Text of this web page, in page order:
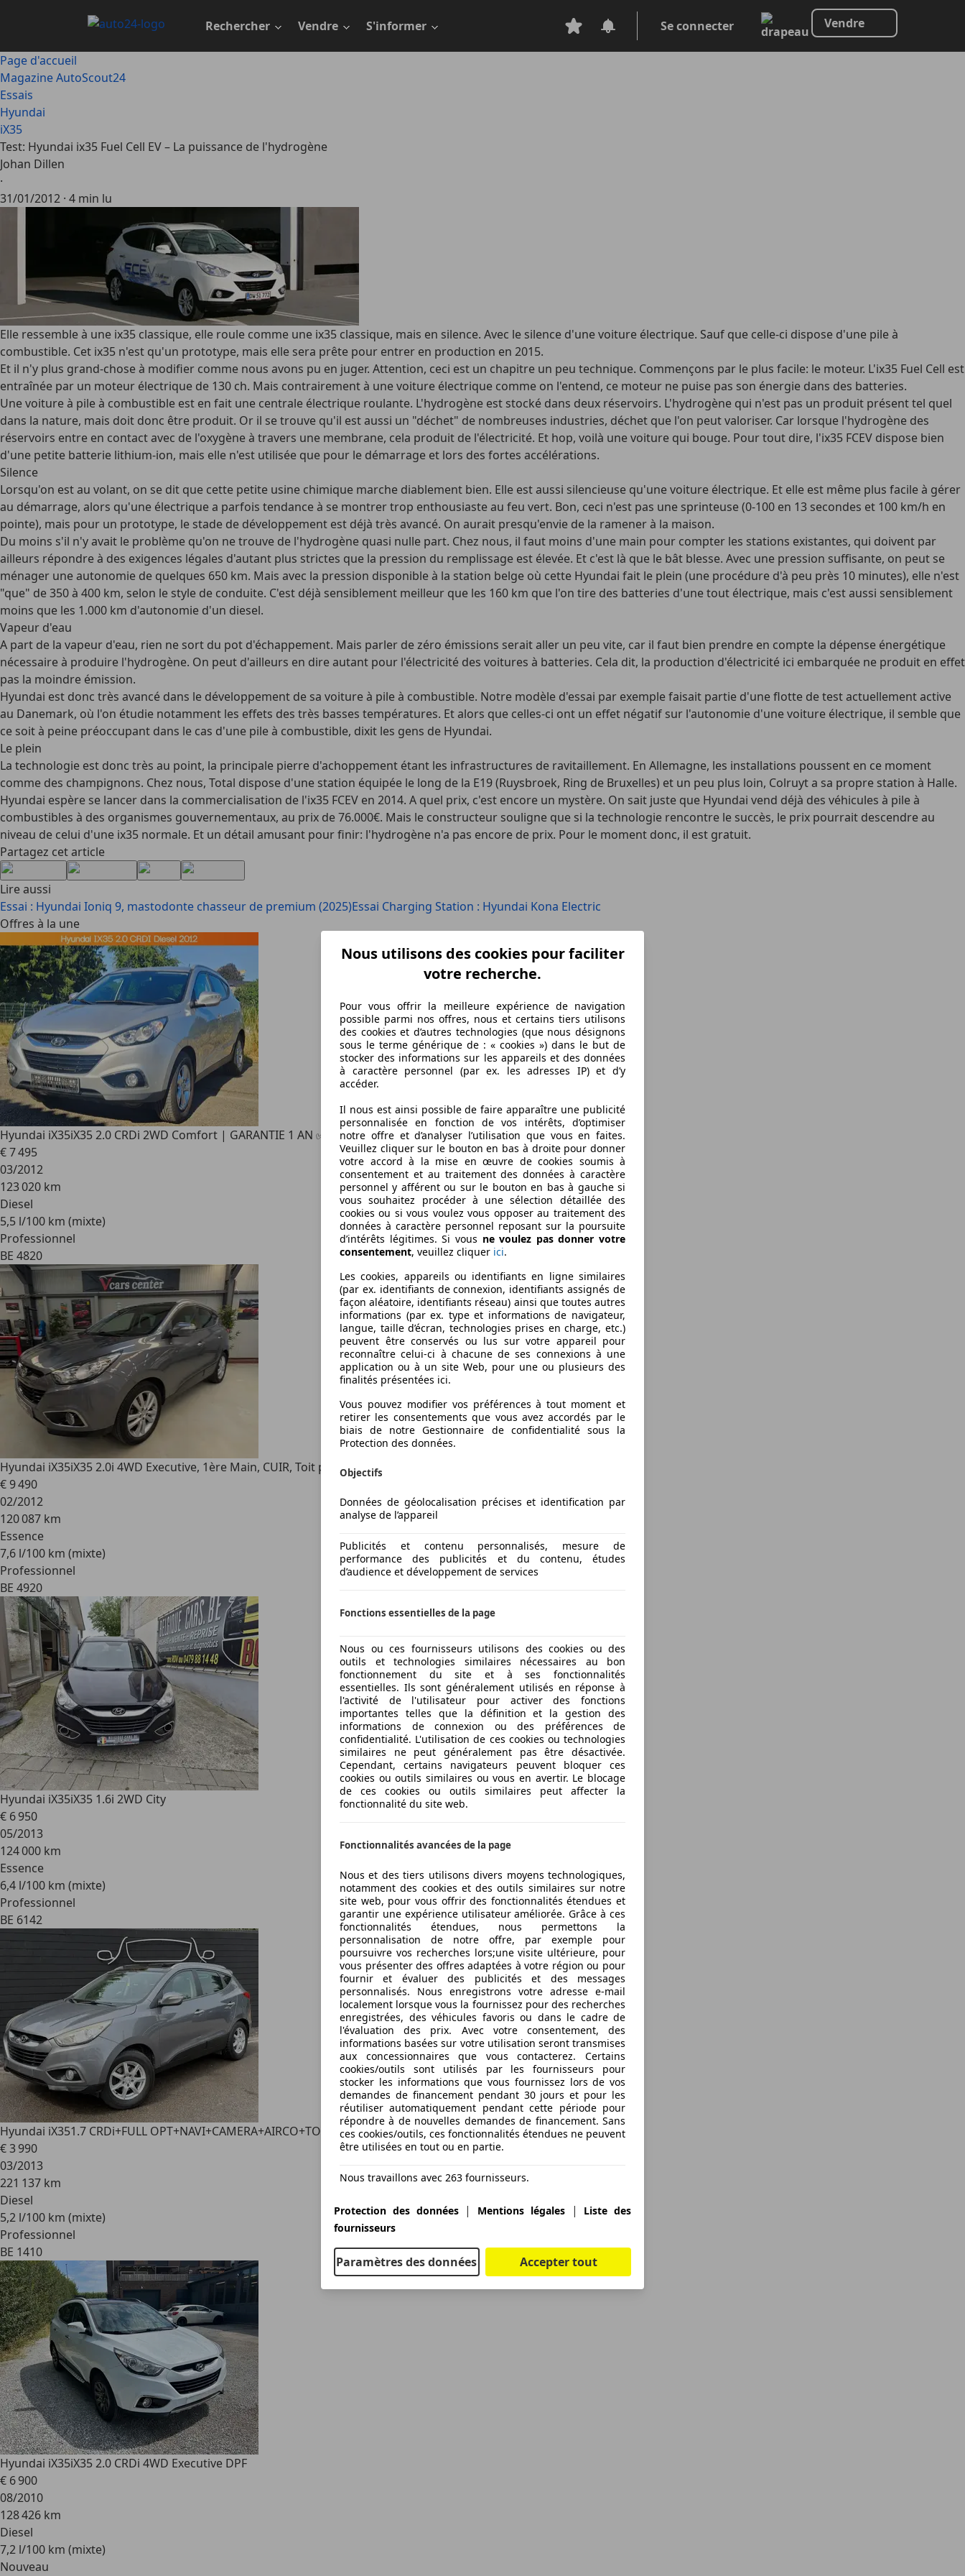
principal
Rechercher Vendre S'informer Se connecter Vendre
Nous utilisons des cookies pour faciliter
votre recherche.
Pour vous offrir la meilleure expérience de navigation
possible parmi nos offres, nous et certains tiers utilisons
des cookies et d’autres technologies (que nous désignons
sous le terme générique de : « cookies ») dans le but de
stocker des informations sur les appareils et des données
à caractère personnel (par ex. les adresses IP) et d’y
accéder.
Il nous est ainsi possible de faire apparaître une publicité
personnalisée en fonction de vos intérêts, d’optimiser
notre offre et d’analyser l’utilisation que vous en faites.
Veuillez cliquer sur le bouton en bas à droite pour donner
votre accord à la mise en œuvre de cookies soumis à
consentement et au traitement des données à caractère
personnel y afférent ou sur le bouton en bas à gauche si
vous souhaitez procéder à une sélection détaillée des
cookies ou si vous voulez vous opposer au traitement des
données à caractère personnel reposant sur la poursuite
d’intérêts légitimes. Si vous ne voulez pas donner votre
consentement, veuillez cliquer ici.
Les cookies, appareils ou identifiants en ligne similaires
(par ex. identifiants de connexion, identifiants assignés de
façon aléatoire, identifiants réseau) ainsi que toutes autres
informations (par ex. type et informations de navigateur,
langue, taille d’écran, technologies prises en charge, etc.)
peuvent être conservés ou lus sur votre appareil pour
reconnaître celui-ci à chacune de ses connexions à une
application ou à un site Web, pour une ou plusieurs des
finalités présentées ici.
Vous pouvez modifier vos préférences à tout moment et
retirer les consentements que vous avez accordés par le
biais de notre Gestionnaire de confidentialité sous la
Protection des données.
Objectifs
Données de géolocalisation précises et identification par
analyse de l’appareil
Publicités et contenu personnalisés, mesure de
performance des publicités et du contenu, études
d’audience et développement de services
Fonctions essentielles de la page
Nous ou ces fournisseurs utilisons des cookies ou des
outils et technologies similaires nécessaires au bon
fonctionnement du site et à ses fonctionnalités
essentielles. Ils sont généralement utilisés en réponse à
l'activité de l'utilisateur pour activer des fonctions
importantes telles que la définition et la gestion des
informations de connexion ou des préférences de
confidentialité. L'utilisation de ces cookies ou technologies
similaires ne peut généralement pas être désactivée.
Cependant, certains navigateurs peuvent bloquer ces
cookies ou outils similaires ou vous en avertir. Le blocage
de ces cookies ou outils similaires peut affecter la
fonctionnalité du site web.
Fonctionnalités avancées de la page
Nous et des tiers utilisons divers moyens technologiques,
notamment des cookies et des outils similaires sur notre
site web, pour vous offrir des fonctionnalités étendues et
garantir une expérience utilisateur améliorée. Grâce à ces
fonctionnalités étendues, nous permettons la
personnalisation de notre offre, par exemple pour
poursuivre vos recherches lors;une visite ultérieure, pour
vous présenter des offres adaptées à votre région ou pour
fournir et évaluer des publicités et des messages
personnalisés. Nous enregistrons votre adresse e-mail
localement lorsque vous la fournissez pour des recherches
enregistrées, des véhicules favoris ou dans le cadre de
l'évaluation des prix. Avec votre consentement, des
informations basées sur votre utilisation seront transmises
aux concessionnaires que vous contacterez. Certains
cookies/outils sont utilisés par les fournisseurs pour
stocker les informations que vous fournissez lors de vos
demandes de financement pendant 30 jours et pour les
réutiliser automatiquement pendant cette période pour
répondre à de nouvelles demandes de financement. Sans
ces cookies/outils, ces fonctionnalités étendues ne peuvent
être utilisées en tout ou en partie.
Nous travaillons avec 263 fournisseurs.
Protection des données| Mentions légales|
Liste des
fournisseurs
Paramètres des données Accepter tout
Page d'accueil
Magazine AutoScout24
Essais
Hyundai
iX35
Test: Hyundai ix35 Fuel Cell EV – La puissance de l'hydrogène
Johan Dillen
·
31/01/2012 · 4 min lu
Elle ressemble à une ix35 classique, elle roule comme une ix35 classique, mais en silence. Avec le silence d'une voiture électrique. Sauf que celle-ci dispose d'une pile à
combustible. Cet ix35 n'est qu'un prototype, mais elle sera prête pour entrer en production en 2015.
Et il n'y plus grand-chose à modifier comme nous avons pu en juger. Attention, ceci est un chapitre un peu technique. Commençons par le plus facile: le moteur. L'ix35 Fuel Cell est
entraînée par un moteur électrique de 130 ch. Mais contrairement à une voiture électrique comme on l'entend, ce moteur ne puise pas son énergie dans des batteries.
Une voiture à pile à combustible est en fait une centrale électrique roulante. L'hydrogène est stocké dans deux réservoirs. L'hydrogène qui n'est pas un produit présent tel quel
dans la nature, mais doit donc être produit. Or il se trouve qu'il est aussi un "déchet" de nombreuses industries, déchet que l'on peut valoriser. Car lorsque l'hydrogène des
réservoirs entre en contact avec de l'oxygène à travers une membrane, cela produit de l'électricité. Et hop, voilà une voiture qui bouge. Pour tout dire, l'ix35 FCEV dispose bien
d'une petite batterie lithium-ion, mais elle n'est utilisée que pour le démarrage et lors des fortes accélérations.
Silence
Lorsqu'on est au volant, on se dit que cette petite usine chimique marche diablement bien. Elle est aussi silencieuse qu'une voiture électrique. Et elle est même plus facile à gérer
au démarrage, alors qu'une électrique a parfois tendance à se montrer trop enthousiaste au feu vert. Bon, ceci n'est pas une sprinteuse (0-100 en 13 secondes et 100 km/h en
pointe), mais pour un prototype, le stade de développement est déjà très avancé. On aurait presqu'envie de la ramener à la maison.
Du moins s'il n'y avait le problème qu'on ne trouve de l'hydrogène quasi nulle part. Chez nous, il faut moins d'une main pour compter les stations existantes, qui doivent par
ailleurs répondre à des exigences légales d'autant plus strictes que la pression du remplissage est élevée. Et c'est là que le bât blesse. Avec une pression suffisante, on peut se
ménager une autonomie de quelques 650 km. Mais avec la pression disponible à la station belge où cette Hyundai fait le plein (une procédure d'à peu près 10 minutes), elle n'est
"que" de 350 à 400 km, selon le style de conduite. C'est déjà sensiblement meilleur que les 160 km que l'on tire des batteries d'une tout électrique, mais c'est aussi sensiblement
moins que les 1.000 km d'autonomie d'un diesel.
Vapeur d'eau
A part de la vapeur d'eau, rien ne sort du pot d'échappement. Mais parler de zéro émissions serait aller un peu vite, car il faut bien prendre en compte la dépense énergétique
nécessaire à produire l'hydrogène. On peut d'ailleurs en dire autant pour l'électricité des voitures à batteries. Cela dit, la production d'électricité ici embarquée ne produit en effet
pas la moindre émission.
Hyundai est donc très avancé dans le développement de sa voiture à pile à combustible. Notre modèle d'essai par exemple faisait partie d'une flotte de test actuellement active
au Danemark, où l'on étudie notamment les effets des très basses températures. Et alors que celles-ci ont un effet négatif sur l'autonomie d'une voiture électrique, il semble que
ce soit à peine préoccupant dans le cas d'une pile à combustible, dixit les gens de Hyundai.
Le plein
La technologie est donc très au point, la principale pierre d'achoppement étant les infrastructures de ravitaillement. En Allemagne, les installations poussent en ce moment
comme des champignons. Chez nous, Total dispose d'une station équipée le long de la E19 (Ruysbroek, Ring de Bruxelles) et un peu plus loin, Colruyt a sa propre station à Halle.
Hyundai espère se lancer dans la commercialisation de l'ix35 FCEV en 2014. A quel prix, c'est encore un mystère. On sait juste que Hyundai vend déjà des véhicules à pile à
combustibles à des organismes gouvernementaux, au prix de 76.000€. Mais le constructeur souligne que si la technologie rencontre le succès, le prix pourrait descendre au
niveau de celui d'une ix35 normale. Et un détail amusant pour finir: l'hydrogène n'a pas encore de prix. Pour le moment donc, il est gratuit.
Partagez cet article
Lire aussi
Essai : Hyundai Ioniq 9, mastodonte chasseur de premium (2025)Essai Charging Station : Hyundai Kona Electric
Offres à la une
Hyundai iX35iX35 2.0 CRDi 2WD Comfort | GARANTIE 1 AN ✅
€ 7 495
03/2012
123 020 km
Diesel
5,5 l/100 km (mixte)
Professionnel
BE 4820
Hyundai iX35iX35 2.0i 4WD Executive, 1ère Main, CUIR, Toit pano, GARANTIE!!!
€ 9 490
02/2012
120 087 km
Essence
7,6 l/100 km (mixte)
Professionnel
BE 4920
Hyundai iX35iX35 1.6i 2WD City
€ 6 950
05/2013
124 000 km
Essence
6,4 l/100 km (mixte)
Professionnel
BE 6142
Hyundai iX351.7 CRDi+FULL OPT+NAVI+CAMERA+AIRCO+TOIT OUVRANT
€ 3 990
03/2013
221 137 km
Diesel
5,2 l/100 km (mixte)
Professionnel
BE 1410
Hyundai iX35iX35 2.0 CRDi 4WD Executive DPF
€ 6 900
08/2010
128 426 km
Diesel
7,2 l/100 km (mixte)
Nouveau